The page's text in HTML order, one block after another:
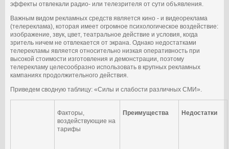
эффекты отвлекали радио- или телезрителя от сути объявления.
Важным видом рекламных средств является кино - и видеореклама
(телереклама), которая имеет огромное психологическое воздействие:
изображение, звук, цвет, театральное действие и условия, когда
зритель ничем не отвлекается от экрана. Однако недостатками
телерекламы является относительно низкая оперативность при
высокой стоимости изготовления и демонстрации, поэтому
телерекламу целесообразно использовать в крупных рекламных
кампаниях продолжительного действия.
Приведем сводную таблицу: «Силы и слабости различных СМИ».
Факторы,
воздействующие на
тарифы
Преимущества Недостатки